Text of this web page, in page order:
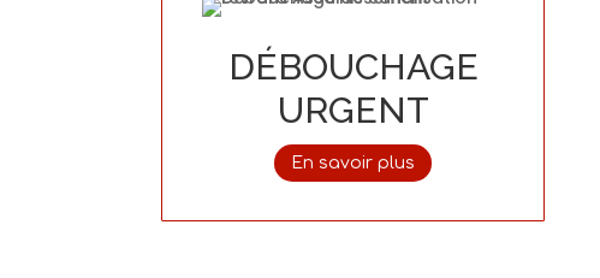
DÉBOUCHAGE
URGENT
En savoir plus